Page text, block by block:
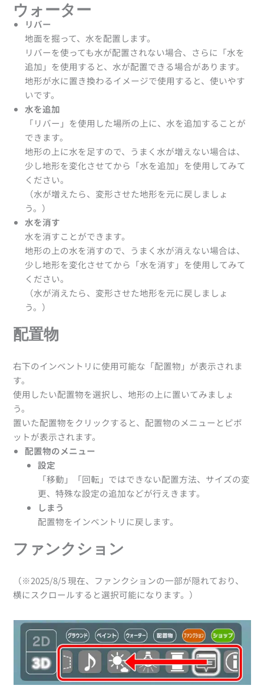
ウォーター
リバー
地面を掘って、水を配置します。
リバーを使っても水が配置されない場合、さらに「水を
追加」を使用すると、水が配置できる場合があります。
地形が水に置き換わるイメージで使用すると、使いやす
いです。
水を追加
「リバー」を使用した場所の上に、水を追加することが
できます。
地形の上に水を足すので、うまく水が増えない場合は、
少し地形を変化させてから「水を追加」を使用してみて
ください。
（水が増えたら、変形させた地形を元に戻しましょ
う。）
水を消す
水を消すことができます。
地形の上の水を消すので、うまく水が消えない場合は、
少し地形を変化させてから「水を消す」を使用してみて
ください。
（水が消えたら、変形させた地形を元に戻しましょ
う。）
配置物
右下のインベントリに使用可能な「配置物」が表示されま
す。
使用したい配置物を選択し、地形の上に置いてみましょ
う。
置いた配置物をクリックすると、配置物のメニューとピボ
ットが表示されます。
配置物のメニュー
設定
「移動」「回転」ではできない配置方法、サイズの変
更、特殊な設定の追加などが行えきます。
しまう
配置物をインベントリに戻します。
ファンクション
（※2025/8/5 現在、ファンクションの一部が隠れており、
横にスクロールすると選択可能になります。）